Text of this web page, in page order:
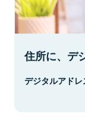
住所に、デ
デジタルアドレ